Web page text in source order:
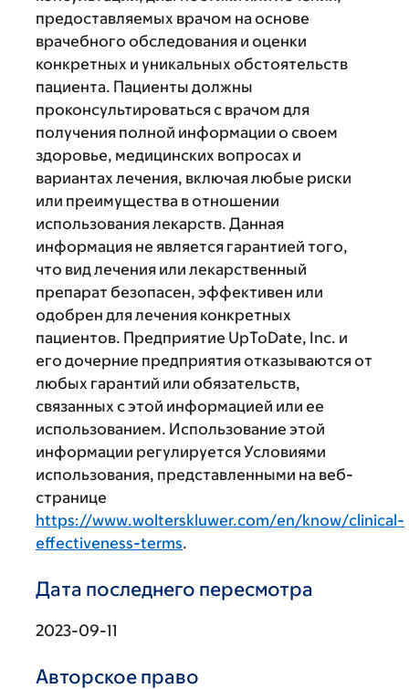
предоставляемых врачом на основе
врачебного обследования и оценки
конкретных и уникальных обстоятельств
пациента. Пациенты должны
проконсультироваться с врачом для
получения полной информации о своем
здоровье, медицинских вопросах и
вариантах лечения, включая любые риски
или преимущества в отношении
использования лекарств. Данная
информация не является гарантией того,
что вид лечения или лекарственный
препарат безопасен, эффективен или
одобрен для лечения конкретных
пациентов. Предприятие UpToDate, Inc. и
его дочерние предприятия отказываются от
любых гарантий или обязательств,
связанных с этой информацией или ее
использованием. Использование этой
информации регулируется Условиями
использования, представленными на веб-
странице
https://www.wolterskluwer.com/en/know/clinical-
effectiveness-terms.
Дата последнего пересмотра
2023-09-11
Авторское право